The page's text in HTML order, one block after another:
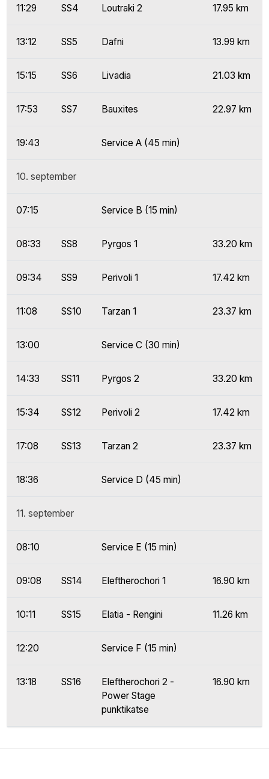
11:29 SS4 Loutraki 2 17.95 km
13:12 SS5 Dafni 13.99 km
15:15 SS6 Livadia 21.03 km
17:53 SS7 Bauxites 22.97 km
19:43 Service A (45 min)
10. september
07:15 Service B (15 min)
08:33 SS8 Pyrgos 1 33.20 km
09:34 SS9 Perivoli 1 17.42 km
11:08 SS10 Tarzan 1 23.37 km
13:00 Service C (30 min)
14:33 SS11 Pyrgos 2 33.20 km
15:34 SS12 Perivoli 2 17.42 km
17:08 SS13 Tarzan 2 23.37 km
18:36 Service D (45 min)
11. september
08:10 Service E (15 min)
09:08 SS14 Eleftherochori 1 16.90 km
10:11 SS15 Elatia - Rengini 11.26 km
12:20 Service F (15 min)
13:18 SS16
Eleftherochori 2 -
Power Stage
punktikatse
16.90 km